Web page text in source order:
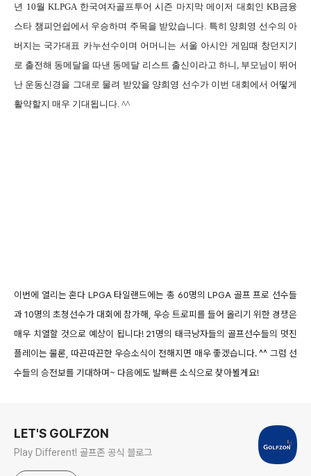
년 10월 KLPGA 한국여자골프투어 시즌 마지막 메이저 대회인 KB금융
스타 챔피언쉽에서 우승하며 주목을 받았습니다. 특히 양희영 선수의 아
버지는 국가대표 카누선수이며 어머니는 서울 아시안 게임때 창던지기
로 출전해 동메달을 따낸 동메달 리스트 출신이라고 하니, 부모님이 뛰어
난 운동신경을 그대로 물려 받았을 양희영 선수가 이번 대회에서 어떻게
활약할지 매우 기대됩니다. ^^
이번에 열리는 혼다 LPGA 타일랜드에는 총 60명의 LPGA 골프 프로 선수들
과 10명의 초청선수가 대회에 참가해, 우승 트로피를 들어 올리기 위한 경쟁은
매우 치열할 것으로 예상이 됩니다! 21명의 태극낭자들의 골프선수들의 멋진
플레이는 물론, 따끈따끈한 우승소식이 전해지면 매우 좋겠습니다. ^^ 그럼 선
수들의 승전보를 기대하며~ 다음에도 발빠른 소식으로 찾아뵐게요!
LET'S GOLFZON
Play Different! 골프존 공식 블로그